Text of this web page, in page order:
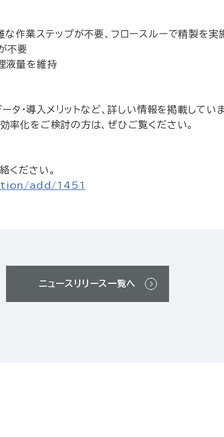
な作業ステップが不要、フロースルーで精製を
不要
液量を維持
タ・導入メリットなど、詳しい情報を掲載していま
率化をご検討の方は、ぜひご覧ください。
ください。
add/1451
ニュースリリース一覧へ